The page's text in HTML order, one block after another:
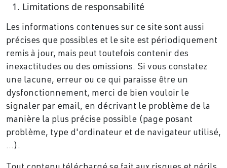
Limitations de responsabilité
Les informations contenues sur ce site sont aussi
précises que possibles et le site est périodiquement
remis à jour, mais peut toutefois contenir des
inexactitudes ou des omissions. Si vous constatez
une lacune, erreur ou ce qui paraisse être un
dysfonctionnement, merci de bien vouloir le
signaler par email, en décrivant le problème de la
manière la plus précise possible (page posant
problème, type d'ordinateur et de navigateur utilisé,
…).